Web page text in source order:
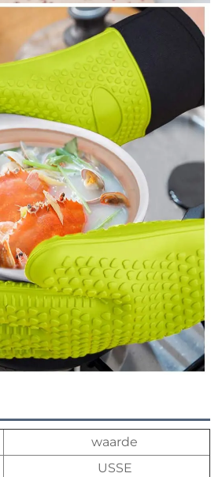
waarde
USSE